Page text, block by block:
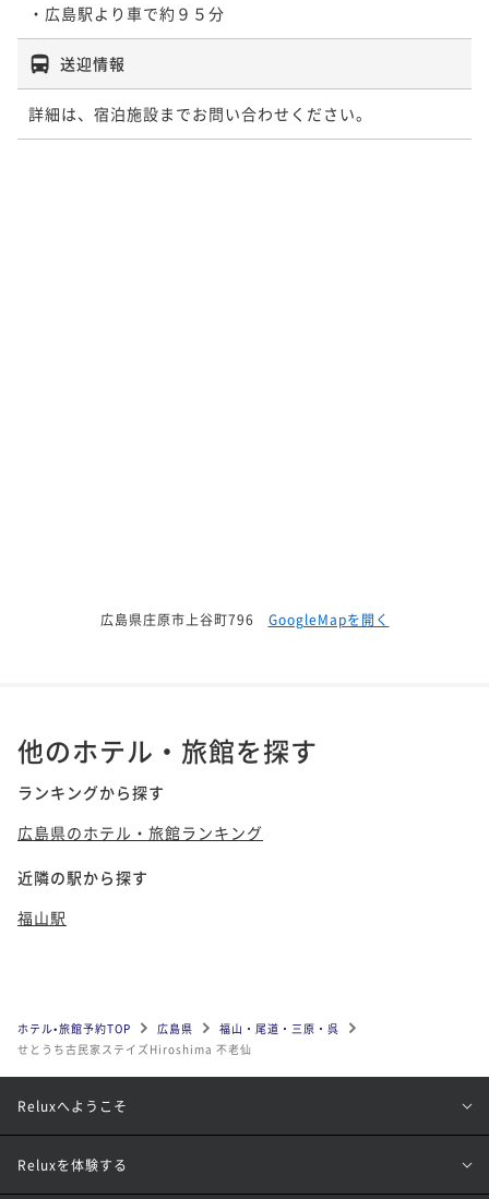
・広島駅より車で約９５分
送迎情報
詳細は、宿泊施設までお問い合わせください。
広島県庄原市上谷町796 GoogleMapを開く
他のホテル・旅館を探す
ランキングから探す
広島県のホテル・旅館ランキング
近隣の駅から探す
福山駅
ホテル•旅館予約TOP 広島県
福山・尾道・三原・呉
せとうち古民家ステイズHiroshima 不老仙
Reluxへようこそ
Reluxを体験する